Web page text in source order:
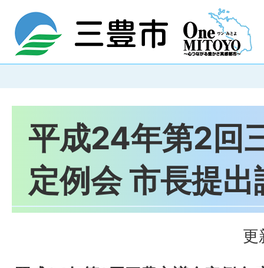
平成24年第2回
定例会 市長提出
更